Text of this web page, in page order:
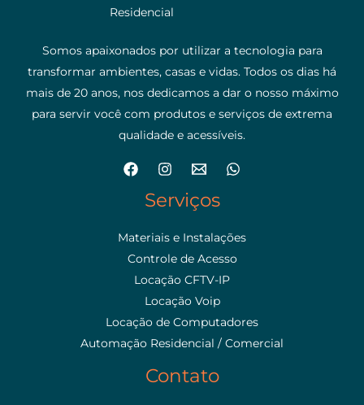
Residencial
Somos apaixonados por utilizar a tecnologia para
transformar ambientes, casas e vidas. Todos os dias há
mais de 20 anos, nos dedicamos a dar o nosso máximo
para servir você com produtos e serviços de extrema
qualidade e acessíveis.
Serviços
Materiais e Instalações
Controle de Acesso
Locação CFTV-IP
Locação Voip
Locação de Computadores
Automação Residencial / Comercial
Contato